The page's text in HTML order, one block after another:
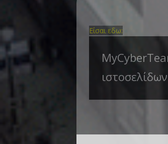
Είσαι εδω:
ιστοσελίδων